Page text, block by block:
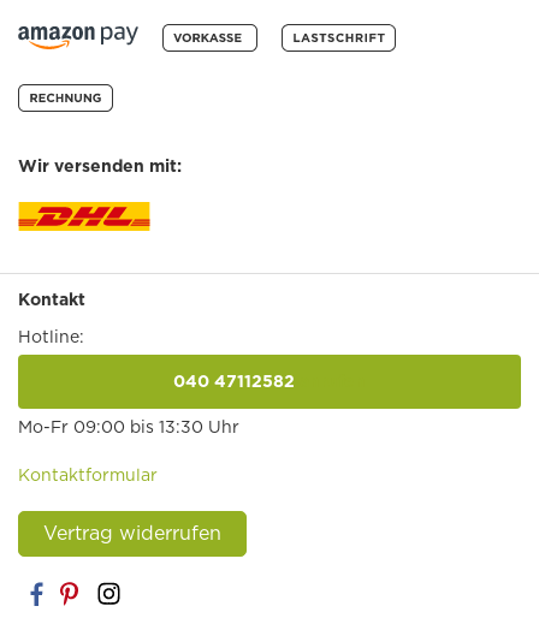
Wir versenden mit:
Kontakt
Hotline:
040 47112582
Mo-Fr 09:00 bis 13:30 Uhr
Kontaktformular
Vertrag widerrufen